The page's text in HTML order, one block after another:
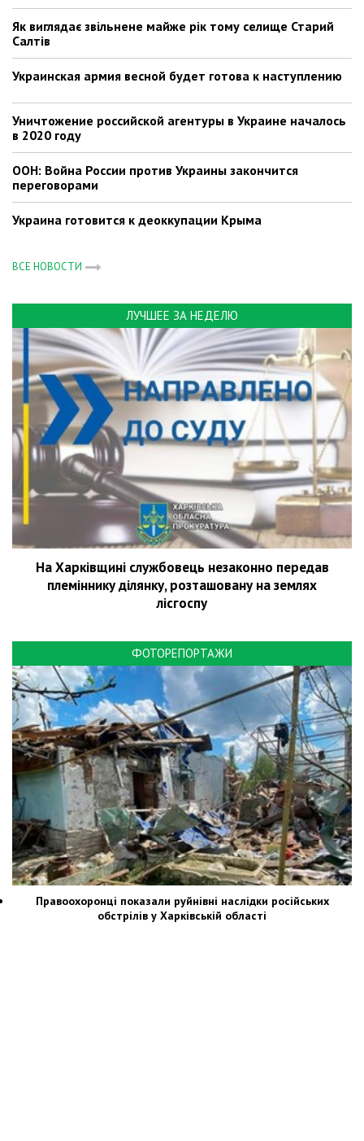
Як виглядає звільнене майже рік тому селище Старий
Салтів
Украинская армия весной будет готова к наступлению
Уничтожение российской агентуры в Украине началось
в 2020 году
ООН: Война России против Украины закончится
переговорами
Украина готовится к деоккупации Крыма
ВСЕ НОВОСТИ
ЛУЧШЕЕ ЗА НЕДЕЛЮ
На Харківщині службовець незаконно передав
племіннику ділянку, розташовану на землях
лісгоспу
ФОТОРЕПОРТАЖИ
Правоохоронці показали руйнівні наслідки російських
обстрілів у Харківській області